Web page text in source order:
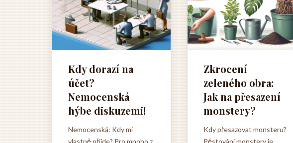
Kdy dorazí na
účet?
Nemocenská
hýbe diskuzemi!
Nemocenská: Kdy mi
vlastně přijde? Pro mnoho z
Zkrocení
zeleného obra:
Jak na přesazení
monstery?
Kdy přesazovat monsteru?
Pěstování monstery je